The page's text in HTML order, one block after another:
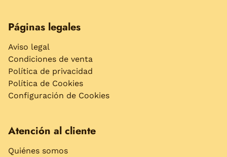
Páginas legales
Aviso legal
Condiciones de venta
Política de privacidad
Política de Cookies
Configuración de Cookies
Atención al cliente
Quiénes somos